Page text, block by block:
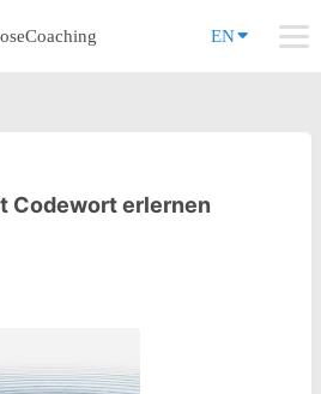
EN
Codewort erlernen